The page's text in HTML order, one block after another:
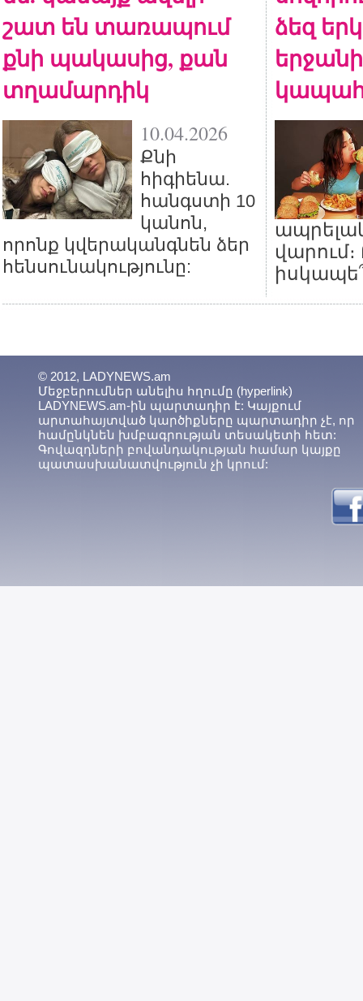
շատ են տառապում
քնի պակասից, քան
տղամարդիկ
10.04.2026
Քնի
հիգիենա.
հանգստի 10
կանոն,
որոնք կվերականգնեն ձեր
հենսունակությունը:
ձեզ
© 2012, LADYNEWS.am
Մեջբերումներ անելիս հղումը (hyperlink)
LADYNEWS.am-ին պարտադիր է: Կայքում
արտահայտված կարծիքները պարտադիր չէ, որ
համընկնեն խմբագրության տեսակետի հետ:
Գովազդների բովանդակության համար կայքը
պատասխանատվություն չի կրում: